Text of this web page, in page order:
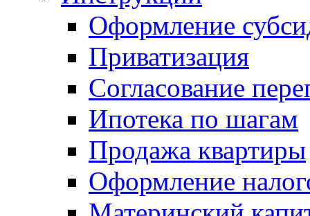
Оформление
Приватизация
Согласование
Ипотека по шагам
Продажа квартиры
Оформление